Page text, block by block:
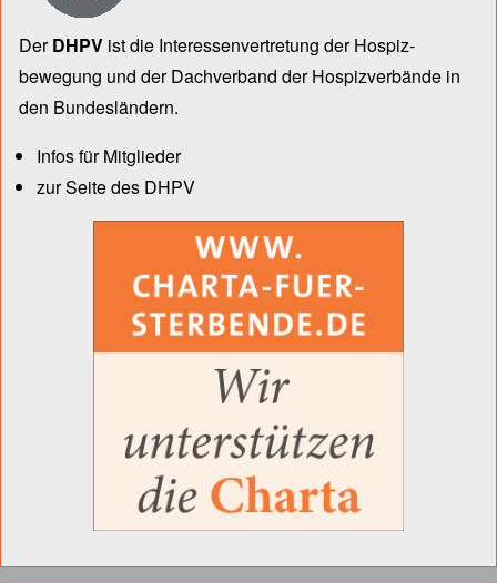
DerDHPV ist die Inter­essen­ver­tre­tung der Hospiz­
bewegung und der Dach­verband der Hospiz­verbände in
den Bun­des­län­dern.
Infos für Mitglieder
zur Seite des DHPV